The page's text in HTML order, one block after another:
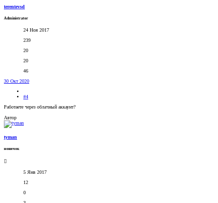
terentevsd
Administrator
24 Ноя 2017
239
20
20
46
30 Окт 2020
#4
Работаете через облачный аккаунт?
Автор
tyman
новичок
5 Янв 2017
12
0